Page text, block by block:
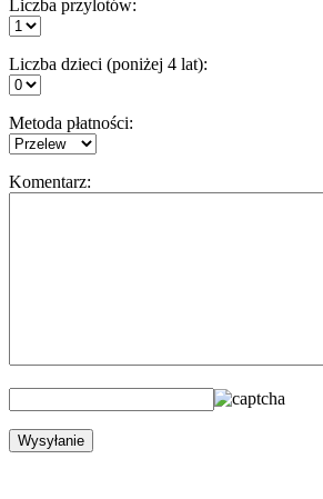
Liczba przylotów:
Liczba dzieci (poniżej 4 lat):
Metoda płatności:
Komentarz: